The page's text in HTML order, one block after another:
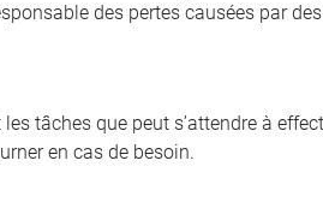
des pertes causées par
tâches que peut s’attendre à
en cas de besoin.